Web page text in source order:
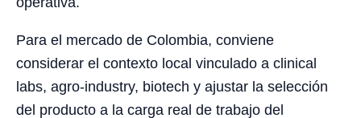
Para el mercado de Colombia, conviene
considerar el contexto local vinculado a clinical
labs, agro-industry, biotech y ajustar la selección
del producto a la carga real de trabajo del